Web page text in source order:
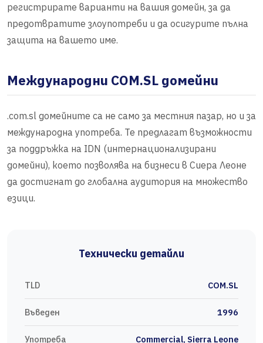
регистрирате варианти на вашия домейн, за да
предотвратите злоупотреби и да осигурите пълна
защита на вашето име.
Международни COM.SL домейни
.com.sl домейните са не само за местния пазар, но и за
международна употреба. Те предлагат възможности
за поддръжка на IDN (интернационализирани
домейни), което позволява на бизнеси в Сиера Леоне
да достигнат до глобална аудитория на множество
езици.
Технически детайли
TLD COM.SL
Въведен 1996
Употреба Commercial, Sierra Leone